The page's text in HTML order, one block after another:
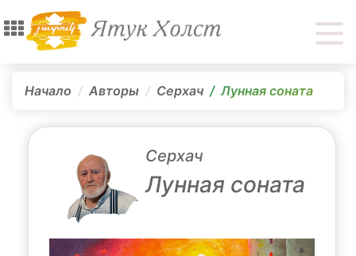
Начало Авторы Серхач Лунная соната
Серхач
Лунная соната